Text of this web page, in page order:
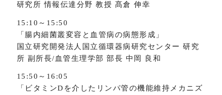
研究所 情報伝達分野 教授 髙倉 伸幸
15:10～15:50
「腸内細菌叢変容と血管病の病態形成」
国立研究開発法人国立循環器病研究センター 研究
所 副所長/血管生理学部 部長 中岡 良和
15:50～16:05
「ビタミンDを介したリンパ管の機能維持メカニズ